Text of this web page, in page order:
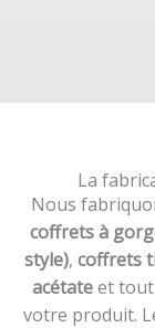
La
Nous
coffrets à
style), coffrets
acétateet tout
votre produit.